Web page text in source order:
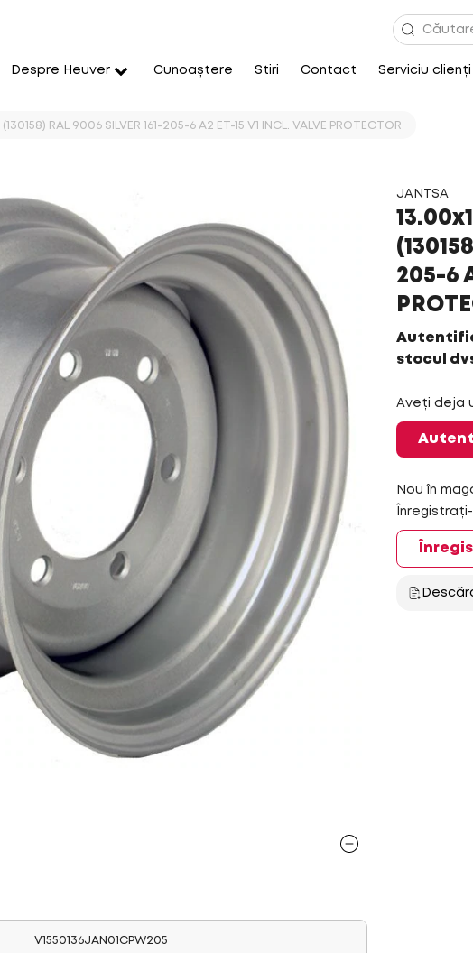
Despre Heuver Cunoaștere Stiri Contact Serviciu clienți
RAL 9006 SILVER 161-205-6 A2 ET-15 V1 INCL. VALVE PROTECTOR
JANTSA
205-6
stocul
Aveți deja
Nou în
V1550136JAN01CPW205